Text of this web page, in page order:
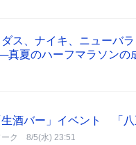
ス、ナイキ、ニューバ
真夏のハーフマラソンの
酒バー」イベント 「
ク 8/5(水) 23:51